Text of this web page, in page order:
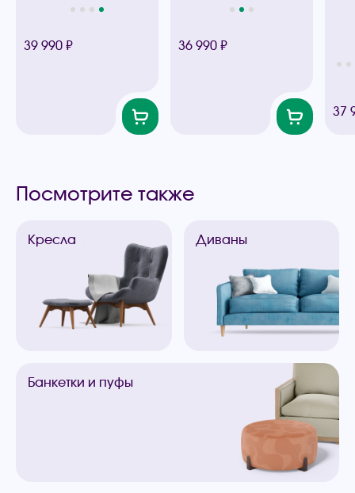
39 990 ₽ 36 990 ₽
37
Посмотрите также
Кресла Диваны
Банкетки и пуфы